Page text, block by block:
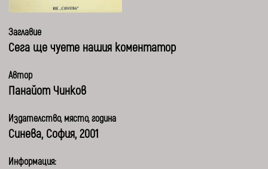
Заглавие
Сега ще чуете нашия коментатор
Автор
Панайот Чинков
Издателство, място, година
Синева, София, 2001
Информация: